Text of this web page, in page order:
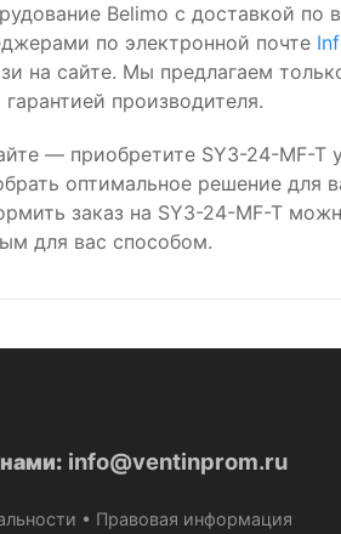
Belimo с доставкой
по электронной почте
на сайте. Мы предлагаем
производителя.
— приобретите SY3-24-MF-T
оптимальное решение для
заказ на SY3-24-MF-T
для вас способом.
info@ventinprom.ru
• Правовая информация